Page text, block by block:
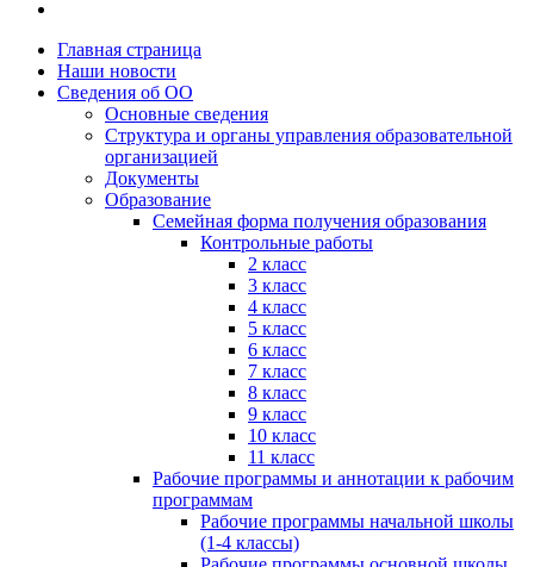
Главная страница
Наши новости
Сведения об ОО
Основные сведения
Структура и органы управления образовательной
организацией
Документы
Образование
Семейная форма получения образования
Контрольные работы
2 класс
3 класс
4 класс
5 класс
6 класс
7 класс
8 класс
9 класс
10 класс
11 класс
Рабочие программы и аннотации к рабочим
программам
Рабочие программы начальной школы
(1-4 классы)